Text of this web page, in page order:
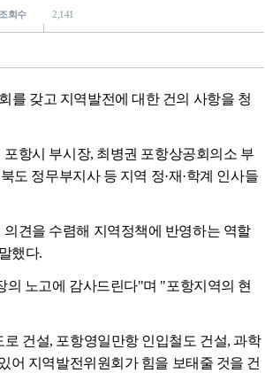
조회수 2,141
를 갖고 지역발전에 대한 건의 사항을 청
항시 부시장, 최병권 포항상공회의소 부
도 정무부지사 등 지역 정·재·학계 인사들
견을 수렴해 지역정책에 반영하는 역할
했다.
노고에 감사드린다"며 "포항지역의 현
건설, 포항영일만항 인입철도 건설, 과학
어 지역발전위원회가 힘을 보태줄 것을 건